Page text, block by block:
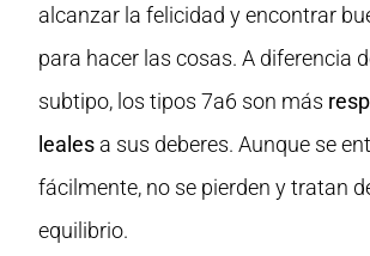
alcanzar la felicidad y encontrar
para hacer las cosas. A diferencia
subtipo, los tipos 7a6 son más
leales a sus deberes. Aunque se
fácilmente, no se pierden y tratan
equilibrio.